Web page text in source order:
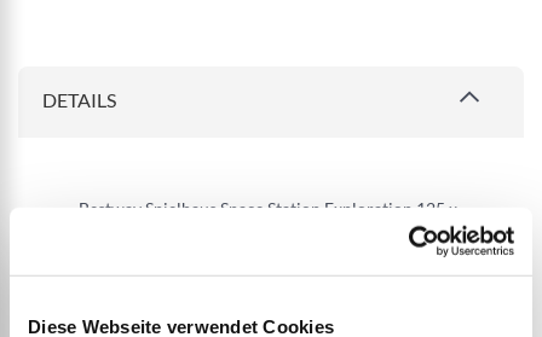
Diese Webseite verwendet Cookies
DETAILS
Bestway Spielhaus Space Station Exploration 125 x